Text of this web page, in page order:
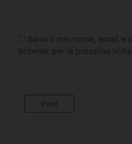
Salva il mio nome, email e
browser per la prossima